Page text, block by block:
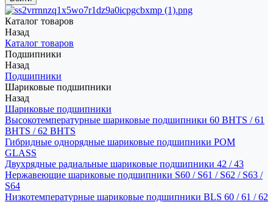
Каталог товаров
Назад
Каталог товаров
Подшипники
Назад
Подшипники
Шариковые подшипники
Назад
Шариковые подшипники
Высокотемпературные шариковые подшипники 60 BHTS / 61
BHTS / 62 BHTS
Гибридные однорядные шариковые подшипники POM
GLASS
Двухрядные радиальные шариковые подшипники 42 / 43
Нержавеющие шариковые подшипники S60 / S61 / S62 / S63 /
S64
Низкотемпературные шариковые подшипники BLS 60 / 61 / 62